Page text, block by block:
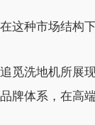
在这种市场结构
追觅洗地机所展
品牌体系，在高